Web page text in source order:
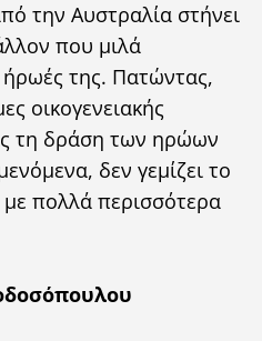
την Αυστραλία στήνει
που μιλά
της. Πατώντας,
οικογενειακής
τη δράση των ηρώων
δεν γεμίζει το
πολλά περισσότερα